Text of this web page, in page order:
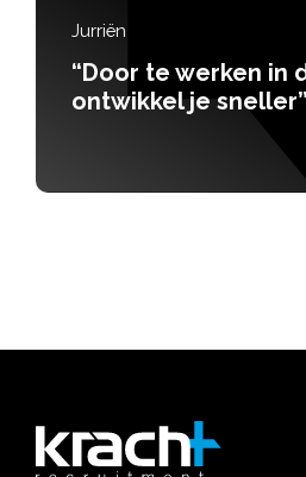
Jurriën
“Door te werken in
ontwikkel je sneller”